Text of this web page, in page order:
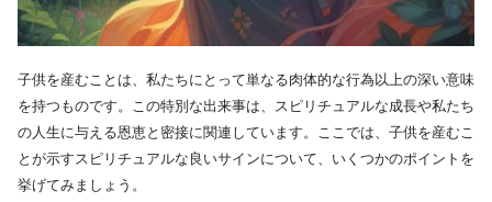
子供を産むことは、私たちにとって単なる肉体的な行為以上の深い意味
を持つものです。この特別な出来事は、スピリチュアルな成長や私たち
の人生に与える恩恵と密接に関連しています。ここでは、子供を産むこ
とが示すスピリチュアルな良いサインについて、いくつかのポイントを
挙げてみましょう。